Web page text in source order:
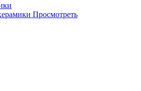
Просмотреть